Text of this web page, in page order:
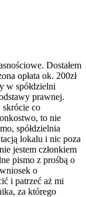
Dostałem
opłata ok. 200zł
w spółdzielni
prawnej.
skrócie co
to nie
spółdzielnia
lokalu i nic poza
jestem członkiem
pismo z prośbą o
o
i patrzeć aż mi
za którego